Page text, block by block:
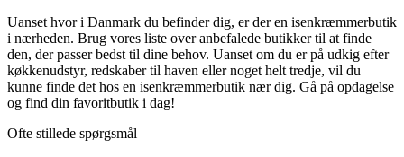
Uanset hvor i Danmark du befinder dig, er der en isenkræmmerbutik
i nærheden. Brug vores liste over anbefalede butikker til at finde
den, der passer bedst til dine behov. Uanset om du er på udkig efter
køkkenudstyr, redskaber til haven eller noget helt tredje, vil du
kunne finde det hos en isenkræmmerbutik nær dig. Gå på opdagelse
og find din favoritbutik i dag!
Ofte stillede spørgsmål